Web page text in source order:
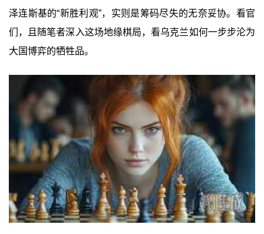
泽连斯基的“新胜利观”，实则是筹码尽失的无奈妥协。看官
们，且随笔者深入这场地缘棋局，看乌克兰如何一步步沦为
大国博弈的牺牲品。